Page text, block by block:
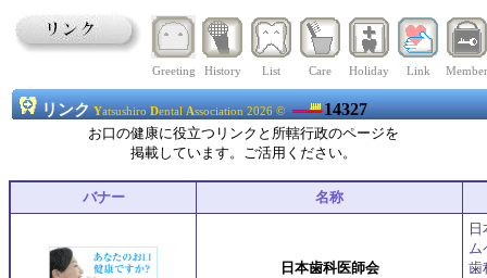
Greeting History List Care Holiday Link Member
リンク YatsushiroDentalAssociation 2026 © 14327
お口の健康に役立つリンクと所轄行政のページを
掲載しています。ご活用ください。
バナー 名称
日本歯科医師会
ム
歯